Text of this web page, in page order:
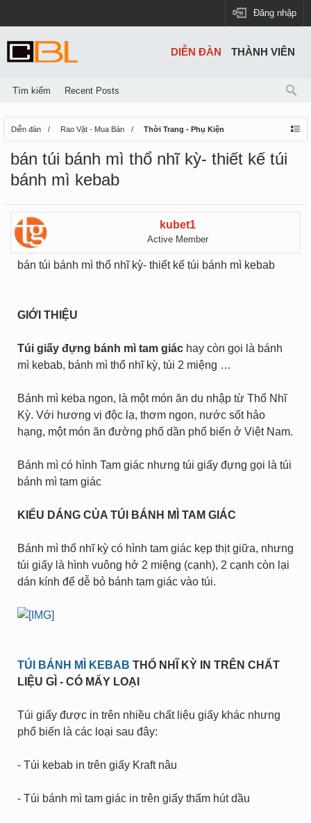
Đăng nhập
Diễn đàn Rao Vặt - Mua Bán Thời Trang - Phụ Kiện
bán túi bánh mì thổ nhĩ kỳ- thiết kế túi
bánh mì kebab
kubet1
Active Member
bán túi bánh mì thổ nhĩ kỳ- thiết kế túi bánh mì kebab
GIỚI THIỆU
Túi giấy đựng bánh mì tam giác hay còn gọi là bánh
mì kebab, bánh mì thổ nhĩ kỳ, túi 2 miệng …
Bánh mì keba ngon, là một món ăn du nhập từ Thổ Nhĩ
Kỳ. Với hương vị độc lạ, thơm ngon, nước sốt hảo
hạng, một món ăn đường phố dần phổ biến ở Việt Nam.
Bánh mì có hình Tam giác nhưng túi giấy đựng gọi là túi
bánh mì tam giác
KIỂU DÁNG CỦA TÚI BÁNH MÌ TAM GIÁC
Bánh mì thổ nhĩ kỳ có hình tam giác kẹp thịt giữa, nhưng
túi giấy là hình vuông hở 2 miệng (cạnh), 2 cạnh còn lại
dán kính để dễ bỏ bánh tam giác vào túi.
TÚI BÁNH MÌ KEBAB THỔ NHĨ KỲ IN TRÊN CHẤT
LIỆU GÌ - CÓ MẤY LOẠI
Túi giấy được in trên nhiều chất liệu giấy khác nhưng
phổ biến là các loại sau đây:
- Túi kebab in trên giấy Kraft nâu
- Túi bánh mì tam giác in trên giấy thấm hút dầu
DIỄN ĐÀN
Tìm kiếm Recent Posts
THÀNH VIÊN